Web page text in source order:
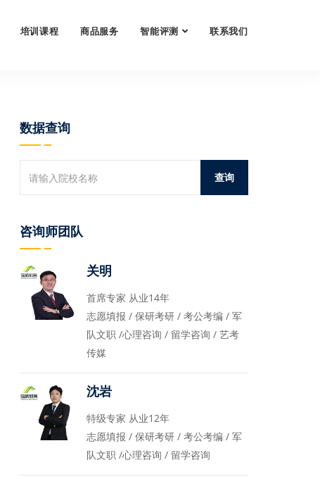
培训课程 商品服务 智能评测 联系我们
数据查询
咨询师团队
关明
首席专家 从业14年
志愿填报 / 保研考研 / 考公考编 / 军
队文职 /心理咨询 / 留学咨询 / 艺考
传媒
沈岩
特级专家 从业12年
志愿填报 / 保研考研 / 考公考编 / 军
队文职 /心理咨询 / 留学咨询